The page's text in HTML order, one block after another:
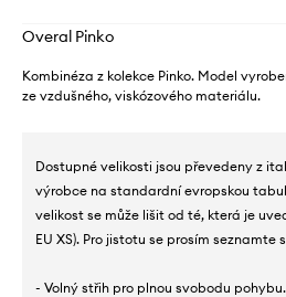
Overal Pinko
Kombinéza z kolekce Pinko. Model
ze vzdušného, ​​viskózového materiálu.
Dostupné velikosti jsou převedeny z
výrobce na standardní evropskou
velikost se může lišit od té, která je
EU XS). Pro jistotu se prosím seznamte
- Volný střih pro plnou svobodu pohybu.